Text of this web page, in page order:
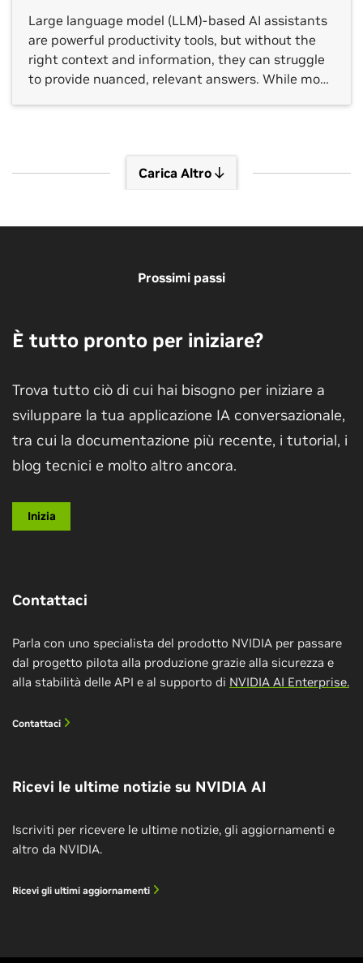
Large language model (LLM)-based AI assistants
are powerful productivity tools, but without the
right context and information, they can struggle
to provide nuanced, relevant answers. While most
PDFs and images […]
Carica Altro
Inizia con l'ASR personalizzata ad alta
precisione
Impara a creare, addestrare, ottimizzare e distribuire
un servizio ASR con accelerazione GPU con Riva che
Iscriviti ora
conversazionale
Prossimi passi
È tutto pronto per iniziare?
Trova tutto ciò di cui hai bisogno per iniziare a
sviluppare la tua applicazione IA conversazionale,
tra cui la documentazione più recente, i tutorial, i
blog tecnici e molto altro ancora.
Inizia
Contattaci
Parla con uno specialista del prodotto NVIDIA per passare
dal progetto pilota alla produzione grazie alla sicurezza e
alla stabilità delle API e al supporto di NVIDIA AI Enterprise.
Contattaci
Ricevi le ultime notizie su NVIDIA AI
Iscriviti per ricevere le ultime notizie, gli aggiornamenti e
altro da NVIDIA.
Ricevi gli ultimi aggiornamenti